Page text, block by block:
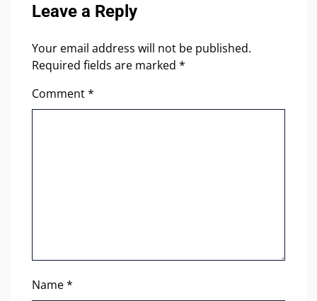
Leave a Reply
Your email address will not be published.
Required fields are marked *
Comment*
Name*